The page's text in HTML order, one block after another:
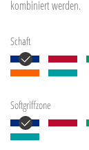
kombiniert werden.
Schaft
Softgriffzone